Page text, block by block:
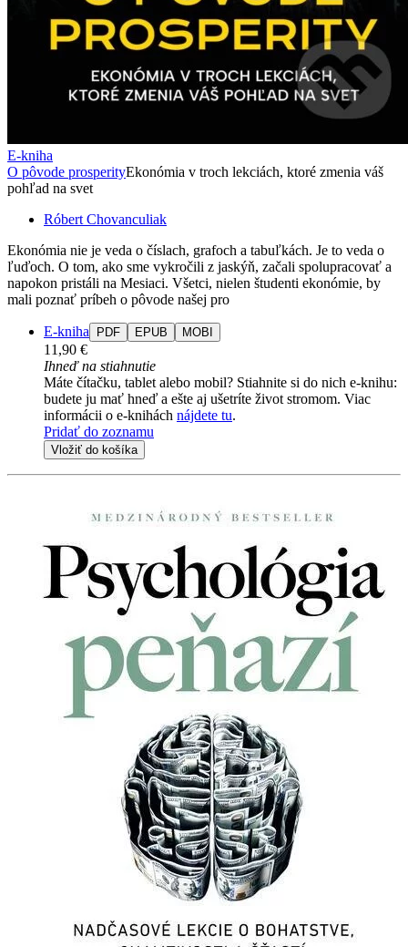
E-kniha
O pôvode prosperityEkonómia v troch lekciách, ktoré zmenia váš
pohľad na svet
Róbert Chovanculiak
Ekonómia nie je veda o číslach, grafoch a tabuľkách. Je to veda o
ľuďoch. O tom, ako sme vykročili z jaskýň, začali spolupracovať a
napokon pristáli na Mesiaci. Všetci, nielen študenti ekonómie, by
mali poznať príbeh o pôvode našej pro
E-kniha PDF EPUB MOBI
11,90 €
Ihneď na stiahnutie
Máte čítačku, tablet alebo mobil? Stiahnite si do nich e-knihu:
budete ju mať hneď a ešte aj ušetríte život stromom. Viac
informácii o e-knihách nájdete tu.
Pridať do zoznamu
Vložiť do košíka